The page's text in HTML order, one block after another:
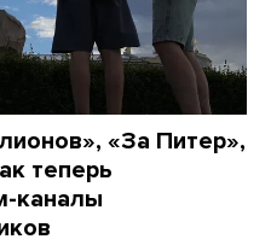
«За Питер»,
теперь
каналы